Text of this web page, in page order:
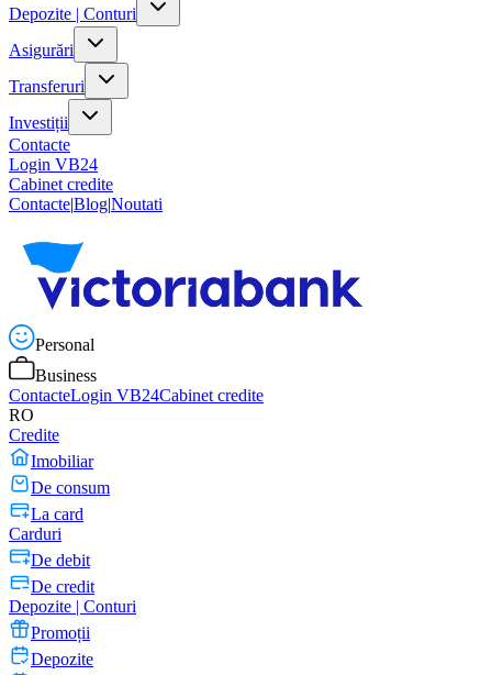
Depozite | Conturi
Asigurări
Transferuri
Investiții
Contacte
Login VB24
Cabinet credite
Contacte|Blog|Noutati
Personal
Business
ContacteLogin VB24Cabinet credite
RO
Credite
Imobiliar
De consum
La card
Carduri
De debit
De credit
Depozite | Conturi
Promoții
Depozite